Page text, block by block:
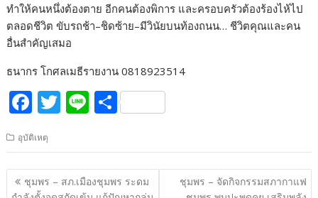
ทำให้คนหนึ่งต้องตาย อีกคนต้องพิการ และครอบครัวต้องร้องไห้ไป
ตลอดชีวิต ขับรถช้า–ชิดซ้าย–มีวินัยบนท้องถนน… ชีวิตคุณและคน
อื่นสำคัญเสมอ
ธนากร โกศลเมธีรายงาน 0818923514
F
e
b
T
itt
er
Li
e
S
ar
e
อุบัติเหตุ
แนะแนว
ชุมพร – สภ.เมืองชุมพร ระดม
ชุมพร – จัดกิจกรรมสภากาแฟ